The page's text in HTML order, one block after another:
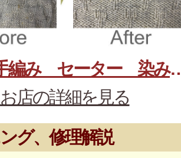
ウール 手編み
お店の詳細を見る
グ、修理解説